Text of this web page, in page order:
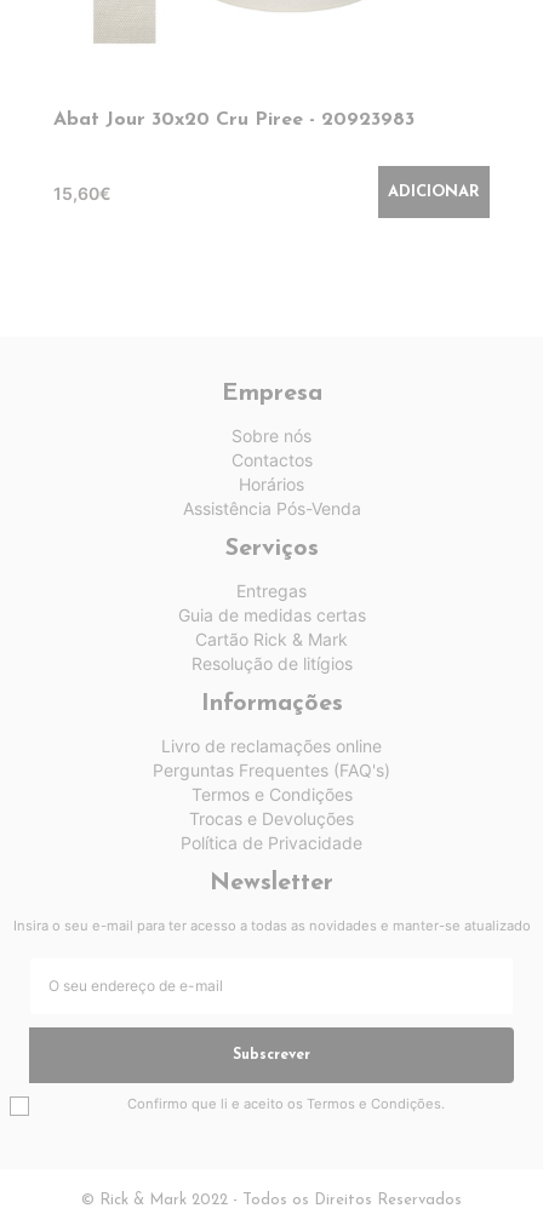
Abat Jour 30x20 Cru Piree - 20923983
15,60€ ADICIONAR
Empresa
Sobre nós
Contactos
Horários
Assistência Pós-Venda
Serviços
Entregas
Guia de medidas certas
Cartão Rick & Mark
Resolução de litígios
Informações
Livro de reclamações online
Perguntas Frequentes (FAQ's)
Termos e Condições
Trocas e Devoluções
Política de Privacidade
Newsletter
Insira o seu e-mail para ter acesso a todas as novidades e manter-se atualizado
Subscrever
Confirmo que li e aceito os Termos e Condições.
© Rick & Mark 2022 - Todos os Direitos Reservados